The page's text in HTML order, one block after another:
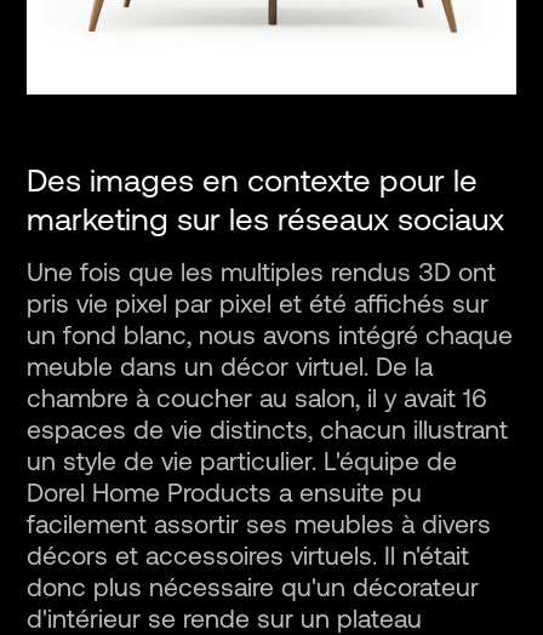
Des images en contexte pour le
marketing sur les réseaux sociaux
Une fois que les multiples rendus 3D ont
pris vie pixel par pixel et été affichés sur
un fond blanc, nous avons intégré chaque
meuble dans un décor virtuel. De la
chambre à coucher au salon, il y avait 16
espaces de vie distincts, chacun illustrant
un style de vie particulier. L'équipe de
Dorel Home Products a ensuite pu
facilement assortir ses meubles à divers
décors et accessoires virtuels. Il n'était
donc plus nécessaire qu'un décorateur
d'intérieur se rende sur un plateau